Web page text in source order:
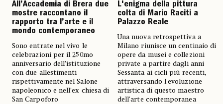
All’Accademia di Brera due
mostre raccontano il
rapporto tra l’arte e il
mondo contemporaneo
Sono entrate nel vivo le
celebrazioni per il 250mo
anniversario dell’istituzione
con due allestimenti
rispettivamente nel Salone
napoleonico e nell’ex chiesa di
San Carpoforo
L'enigma della pittura
colta di Mario Raciti a
Palazzo Reale
Una nuova retrospettiva a
Milano riunisce un centinaio di
opere da musei e collezioni
private a partire dagli anni
Sessanta ai cicli più recenti,
attraversando l'evoluzione
artistica di questo maestro
dell'arte contemporanea